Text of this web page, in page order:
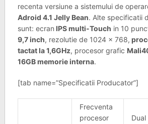
recenta versiune a sistemului de
Adroid 4.1 Jelly Bean. Alte specificatii
sunt: ecran IPS multi-Touch in 10
9,7 inch, rezolutie de 1024 x 768,
tactat la 1,6GHz, procesor grafic
16GB memorie interna.
[tab name=”Specificatii Producator”]
Frecventa
procesor
Dual